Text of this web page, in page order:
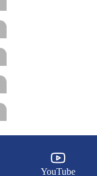
YouTube